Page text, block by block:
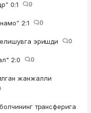
0:1 0
2:1 0
эришди 0
2:0 0
жанжалли
трансферига